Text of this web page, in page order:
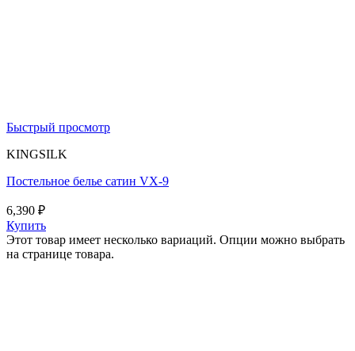
Быстрый просмотр
KINGSILK
Постельное белье сатин VX-9
6,390 ₽
Купить
Этот товар имеет несколько вариаций. Опции можно выбрать
на странице товара.